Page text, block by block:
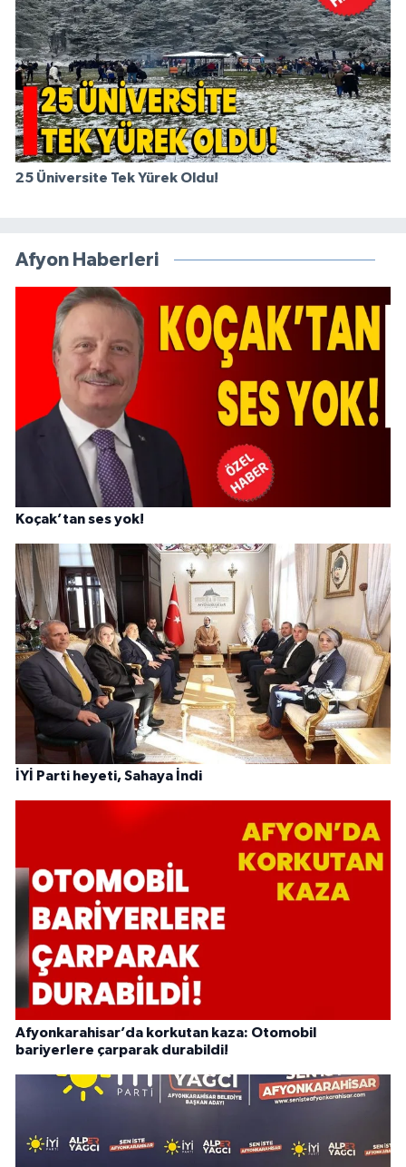
25 Üniversite Tek Yürek Oldu!
Afyon Haberleri
Koçak’tan ses yok!
İYİ Parti heyeti, Sahaya İndi
Afyonkarahisar’da korkutan kaza: Otomobil
bariyerlere çarparak durabildi!